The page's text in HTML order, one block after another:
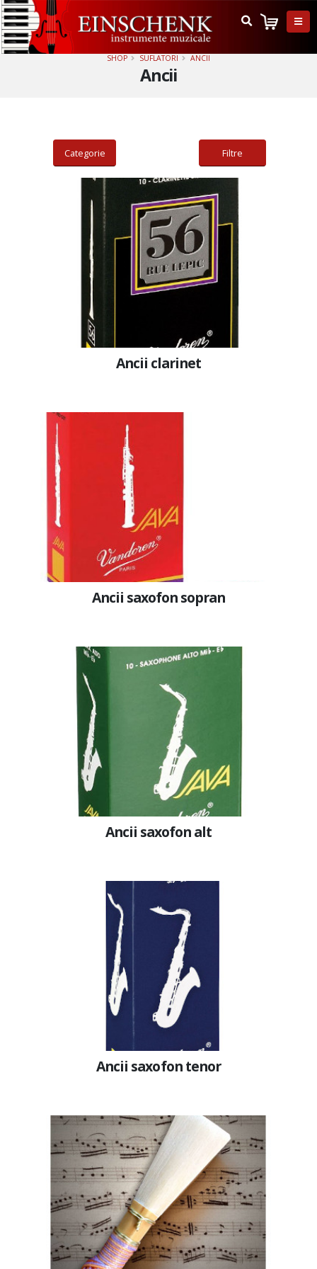
Ancii
SHOP SUFLATORI ANCII
Categorie Filtre
Ancii clarinet
Ancii saxofon sopran
Ancii saxofon alt
Ancii saxofon tenor